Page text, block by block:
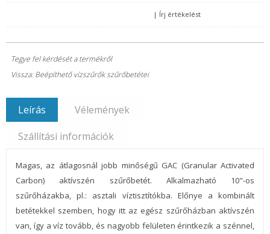
| Írj értékelést
Tegye fel kérdését a termékről
Vissza: Beépíthető vízszűrők szűrőbetétei
Leírás
Vélemények
Szállítási információk
Magas, az átlagosnál jobb minőségű GAC (Granular Activated
Carbon) aktívszén szűrőbetét. Alkalmazható 10"-os
szűrőházakba, pl.: asztali víztisztítókba. Előnye a kombinált
betétekkel szemben, hogy itt az egész szűrőházban aktívszén
van, így a víz tovább, és nagyobb felületen érintkezik a szénnel,